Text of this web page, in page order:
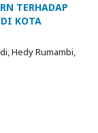
TERHADAP
DI KOTA
Hedy Rumambi,